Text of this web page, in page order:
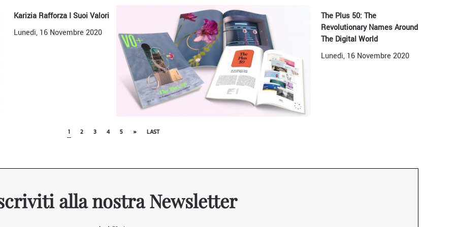
Karizia Rafforza I Suoi Valori
Lunedì, 16 Novembre 2020
The Plus 50: The
Revolutionary Names Around
The Digital World
Lunedì, 16 Novembre 2020
1 2 3 4 5 » LAST
alla nostra Newsletter